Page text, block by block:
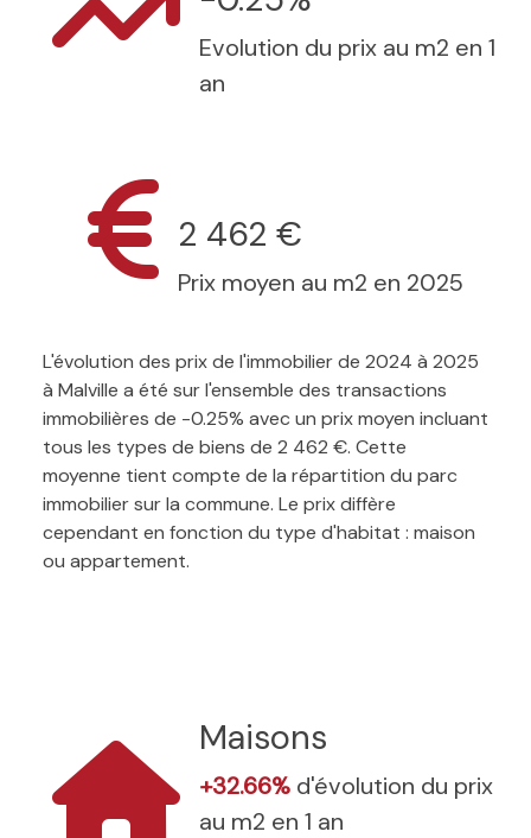
Evolution du prix au m2 en 1
an
2 462 €
Prix moyen au m2 en 2025
L'évolution des prix de l'immobilier de 2024 à 2025
à Malville a été sur l'ensemble des transactions
immobilières de -0.25% avec un prix moyen incluant
tous les types de biens de 2 462 €. Cette
moyenne tient compte de la répartition du parc
immobilier sur la commune. Le prix diffère
cependant en fonction du type d'habitat : maison
ou appartement.
Maisons
+32.66% d'évolution du prix
au m2 en 1 an